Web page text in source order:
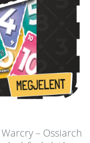
– Ossiarch